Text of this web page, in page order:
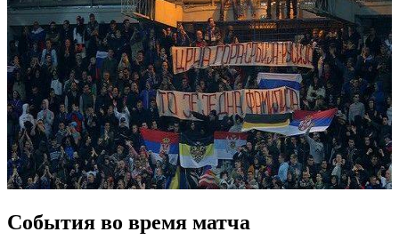
События во время матча